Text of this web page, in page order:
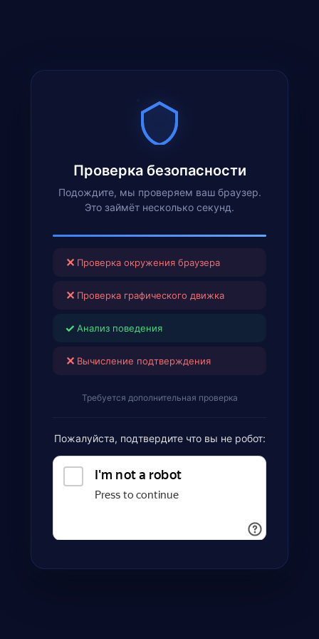
Проверка безопасности
Подождите, мы проверяем ваш браузер.
Это займёт несколько секунд.
✕ Проверка окружения браузера
✕ Проверка графического движка
✓ Анализ поведения
✕ Вычисление подтверждения
Требуется дополнительная проверка
Пожалуйста, подтвердите что вы не робот: